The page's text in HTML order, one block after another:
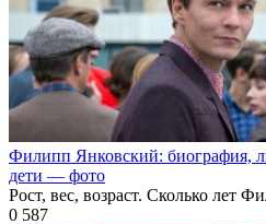
Филипп Янковский: биография,
дети — фото
Рост, вес, возраст. Сколько лет
0 587